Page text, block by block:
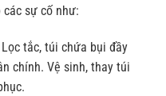
sự cố như:
tắc, túi chứa bụi đầy
chính. Vệ sinh, thay túi